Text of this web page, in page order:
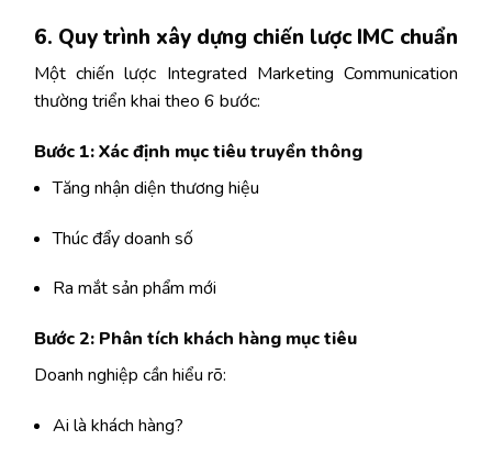
6. Quy trình xây dựng chiến lược IMC chuẩn
Một chiến lược Integrated Marketing Communication
thường triển khai theo 6 bước:
Bước 1: Xác định mục tiêu truyền thông
Tăng nhận diện thương hiệu
Thúc đẩy doanh số
Ra mắt sản phẩm mới
Bước 2: Phân tích khách hàng mục tiêu
Doanh nghiệp cần hiểu rõ:
Ai là khách hàng?